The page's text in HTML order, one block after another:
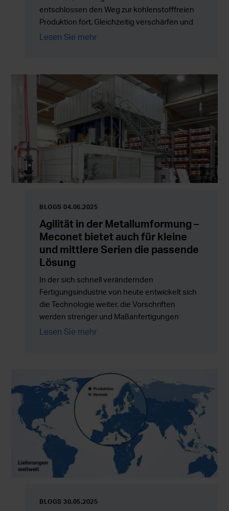
entschlossen den Weg zur kohlenstofffreien
Produktion fort. Gleichzeitig verschärfen und
konkretisieren sich die
Lesen Sie mehr
BLOGS 04.06.2025
Agilität in der Metallumformung –
Meconet bietet auch für kleine
und mittlere Serien die passende
Lösung
In der sich schnell verändernden
Fertigungsindustrie von heute entwickelt sich
die Technologie weiter, die Vorschriften
werden strenger und Maßanfertigungen
werden zunehmend zum Standard.
Lesen Sie mehr
BLOGS 30.05.2025